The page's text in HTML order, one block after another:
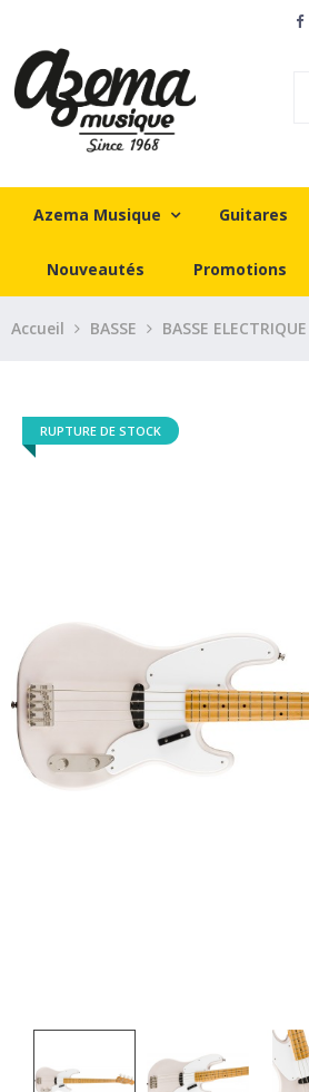
Azema Musique Guitares
Nouveautés Promotions
Accueil BASSE BASSE ELECTRIQUE
RUPTURE DE STOCK